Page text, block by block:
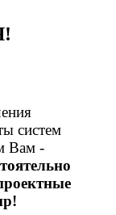
систем
Вам -